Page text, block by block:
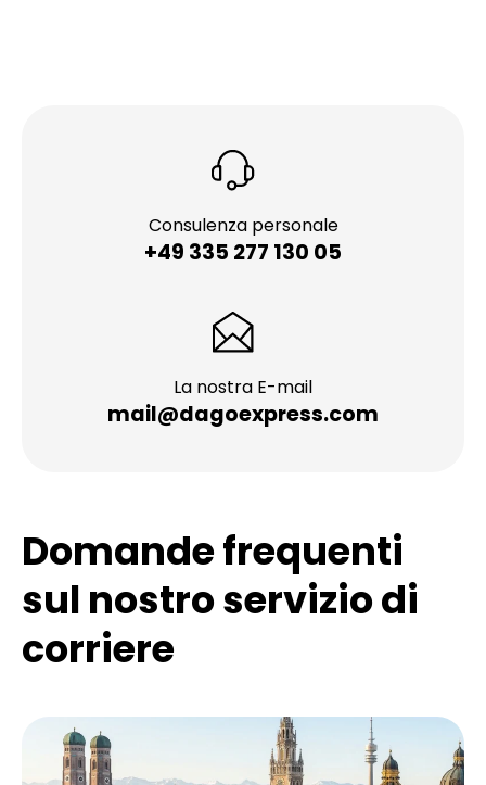
Consulenza personale
+49 335 277 130 05
La nostra E-mail
mail@dagoexpress.com
Domande frequenti
sul nostro servizio di
corriere